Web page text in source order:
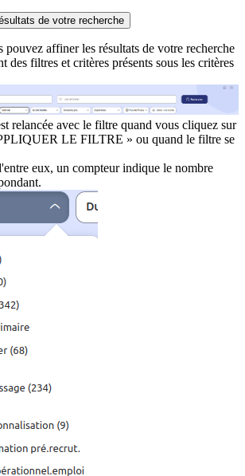
de votre recherche
pouvez affiner les résultats de votre recherche
des filtres et critères présents sous les critères
relancée avec le filtre quand vous cliquez sur
LE FILTRE » ou quand le filtre se
eux, un compteur indique le nombre